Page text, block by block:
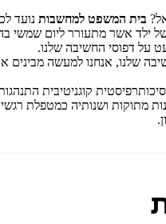
בית המשפט למחשבות נועד
ילד אשר מתעורר ליום שמשי
על דפוסי החשיבה שלנו.
שלנו, אנחנו למעשה
מתוקות ושנותיה כמטפלת